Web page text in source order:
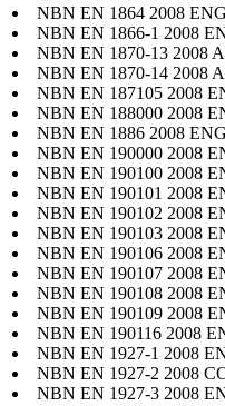
NBN EN 1864 2008
NBN EN 1866-1 2008
NBN EN 1870-13 2008
NBN EN 1870-14 2008
NBN EN 187105 2008
NBN EN 188000 2008
NBN EN 1886 2008
NBN EN 190000 2008
NBN EN 190100 2008
NBN EN 190101 2008
NBN EN 190102 2008
NBN EN 190103 2008
NBN EN 190106 2008
NBN EN 190107 2008
NBN EN 190108 2008
NBN EN 190109 2008
NBN EN 190116 2008
NBN EN 1927-1 2008
NBN EN 1927-2 2008
NBN EN 1927-3 2008